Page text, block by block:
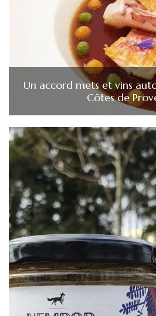
Un accord mets et vins
Côtes de